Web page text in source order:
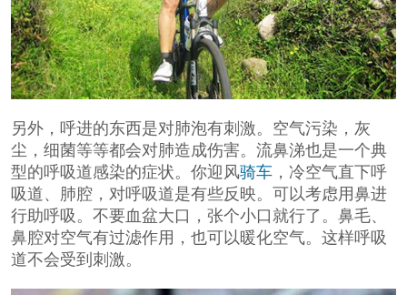
另外，呼进的东西是对肺泡有刺激。空气污染，灰
尘，细菌等等都会对肺造成伤害。流鼻涕也是一个典
型的呼吸道感染的症状。你迎风骑车 ，冷空气直下呼
吸道、肺腔，对呼吸道是有些反映。可以考虑用鼻进
行助呼吸。不要血盆大口，张个小口就行了。鼻毛、
鼻腔对空气有过滤作用，也可以暖化空气。这样呼吸
道不会受到刺激。